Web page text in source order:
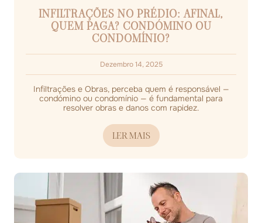
INFILTRAÇÕES NO PRÉDIO: AFINAL,
QUEM PAGA? CONDÓMINO OU
CONDOMÍNIO?
Dezembro 14, 2025
Infiltrações e Obras, perceba quem é responsável —
condómino ou condomínio — é fundamental para
resolver obras e danos com rapidez.
LER MAIS